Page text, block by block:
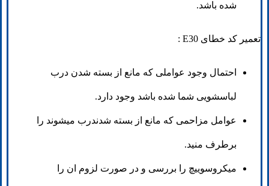
شده باشد.
تعمیر کد خطای E30 :
احتمال وجود عواملی که مانع از بسته شدن درب
لباسشویی شما شده باشد وجود دارد.
عوامل مزاحمی که مانع از بسته شدندرب میشوند را
برطرف منید.
میکروسوییچ را بررسی و در صورت لزوم ان را